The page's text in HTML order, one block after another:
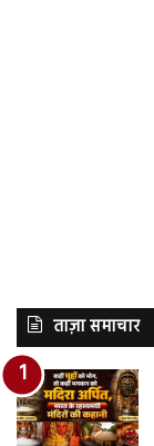
ताज़ा समाचार